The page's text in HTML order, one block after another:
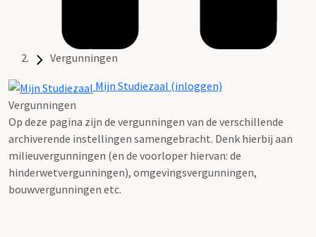
Vergunningen
Mijn Studiezaal (inloggen)
Vergunningen
Op deze pagina zijn de vergunningen van de verschillende
archiverende instellingen samengebracht. Denk hierbij aan
milieuvergunningen (en de voorloper hiervan: de
hinderwetvergunningen), omgevingsvergunningen,
bouwvergunningen etc.